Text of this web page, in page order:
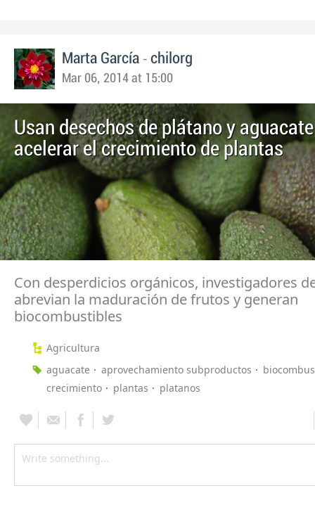
Marta García - chilorg
Mar 06, 2014 at 15:00
Usan desechos de plátano y
acelerar el crecimiento de plantas
Con desperdicios orgánicos, investigadores
abrevian la maduración de frutos y generan
biocombustibles
Agricultura
aguacate
aprovechamiento subproductos
crecimiento
plantas platanos